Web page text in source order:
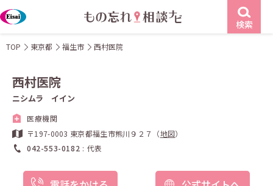
検索
TOP 東京都 福生市 西村医院
西村医院
ニシムラ イイン
医療機関
〒197-0003 東京都福生市熊川９２７（地図）
042-553-0182
代表